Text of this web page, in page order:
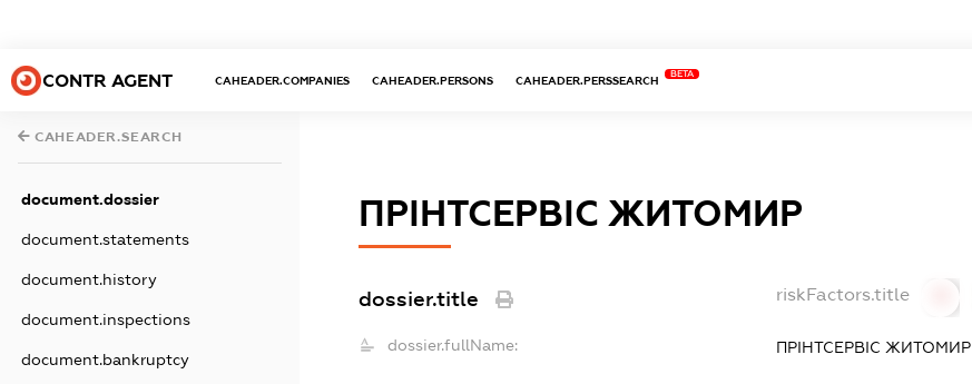
CONTR AGENT CAHEADER.COMPANIES CAHEADER.PERSONS CAHEADER.PERSSEARCH
BETA
CAHEADER.SEARCH
document.dossier
document.statements
document.history
document.inspections
document.bankruptcy
ПРІНТСЕРВІС ЖИТОМИР
dossier.title riskFactors.title
dossier.fullName: ПРІНТСЕРВІС ЖИТОМИР